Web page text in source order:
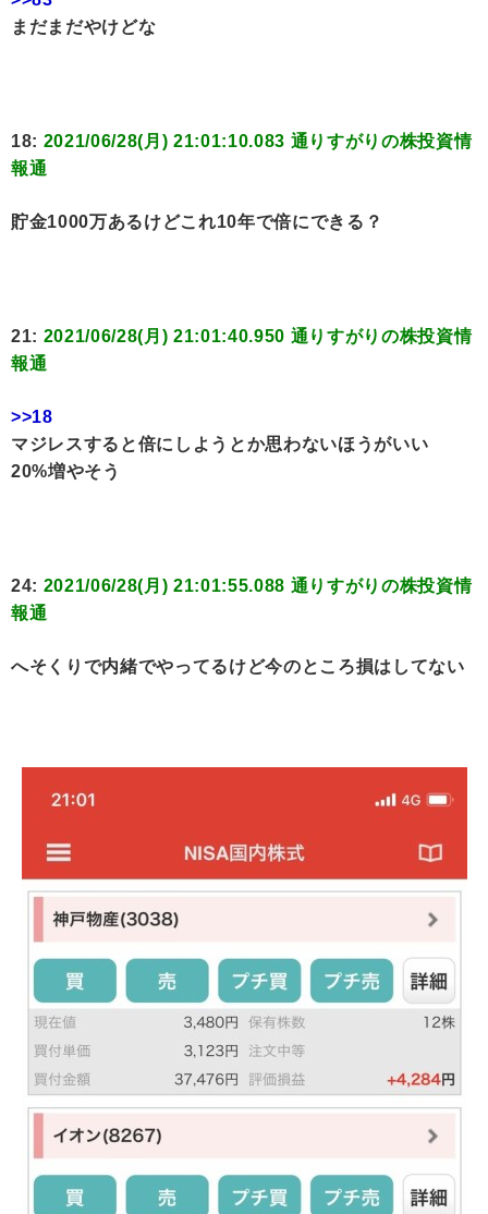
まだまだやけどな
18: 2021/06/28(月) 21:01:10.083 通りすがりの株投資情
報通
貯金1000万あるけどこれ10年で倍にできる？
21: 2021/06/28(月) 21:01:40.950 通りすがりの株投資情
報通
>>18
マジレスすると倍にしようとか思わないほうがいい
20%増やそう
24: 2021/06/28(月) 21:01:55.088 通りすがりの株投資情
報通
へそくりで内緒でやってるけど今のところ損はしてない